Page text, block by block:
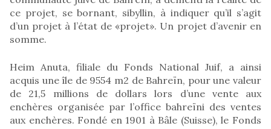
ce projet, se bornant, sibyllin, à indiquer qu’il s’agit
d’un projet à l’état de «projet». Un projet d’avenir en
somme.
Heim Anuta, filiale du Fonds National Juif, a ainsi
acquis une île de 9554 m2 de Bahreïn, pour une valeur
de 21,5 millions de dollars lors d’une vente aux
enchères organisée par l’office bahreïni des ventes
aux enchères. Fondé en 1901 à Bâle (Suisse), le Fonds